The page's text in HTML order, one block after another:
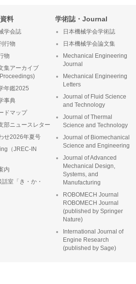
料
学会誌
行物
物
集アーカイブ
年鑑2025
事典
ドマップ
部ニュースレター
せ2026年夏号
（JREC-IN
内
室「き・か・
学術誌・Journal
日本機械学会学術誌
日本機械学会論文集
Mechanical Engineering
Journal
Mechanical Engineering
Letters
Journal of Fluid Science
and Technology
Journal of Thermal
Science and Technology
Journal of Biomechanical
Science and Engineering
Journal of Advanced
Mechanical Design,
Systems, and
Manufacturing
ROBOMECH Journal
ROBOMECH Journal
(published by Springer
Nature)
International Journal of
Engine Research
(published by Sage)